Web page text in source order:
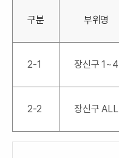
구분 부위명
2-1 장신구 1~4
2-2 장신구 ALL